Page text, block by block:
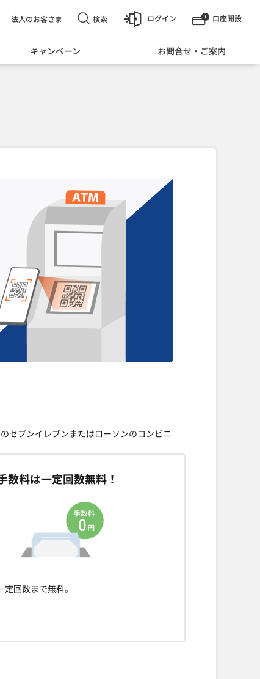
口座開設
ログイン
キャンペーン お問合せ・ご案内
法人のお客さま 検索
セブンイレブンまたはローソンのコンビニ
数料は一定回数無料！
回数まで無料。